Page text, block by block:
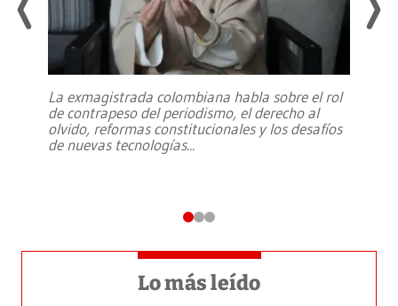
La exmagistrada colombiana habla sobre el rol
de contrapeso del periodismo, el derecho al
olvido, reformas constitucionales y los desafíos
de nuevas tecnologías...
Lo más leído